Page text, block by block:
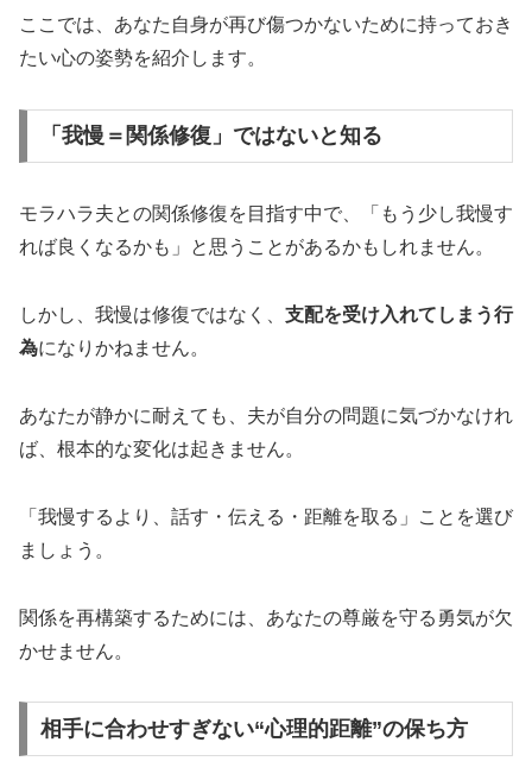
ここでは、あなた自身が再び傷つかないために持っておき
たい心の姿勢を紹介します。
「我慢＝関係修復」ではないと知る
モラハラ夫との関係修復を目指す中で、「もう少し我慢す
れば良くなるかも」と思うことがあるかもしれません。
しかし、我慢は修復ではなく、 支配を受け入れてしまう行
為になりかねません。
あなたが静かに耐えても、夫が自分の問題に気づかなけれ
ば、根本的な変化は起きません。
「我慢するより、話す・伝える・距離を取る」ことを選び
ましょう。
関係を再構築するためには、あなたの尊厳を守る勇気が欠
かせません。
相手に合わせすぎない“心理的距離”の保ち方